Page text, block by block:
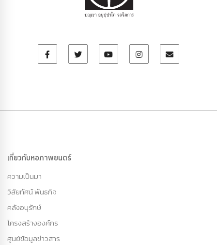
เกี่ยวกับหอภาพยนตร์
ความเป็นมา
วิสัยทัศน์ พันธกิจ
คลังอนุรักษ์
โครงสร้างองค์กร
ศูนย์ข้อมูลข่าวสาร